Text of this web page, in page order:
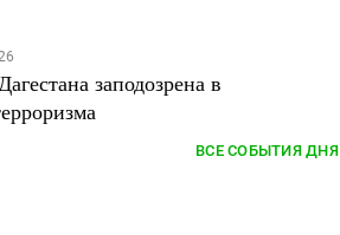
заподозрена в
ВСЕ СОБЫТИЯ ДНЯ